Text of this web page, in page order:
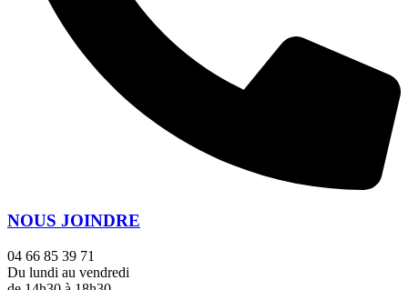
NOUS JOINDRE
04 66 85 39 71
Du lundi au vendredi